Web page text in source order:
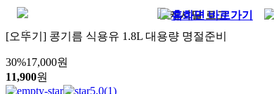
[오뚜기] 콩기름 식용유 1.8L 대용량 명절준비
30%17,000원
11,900원
5.0(1)